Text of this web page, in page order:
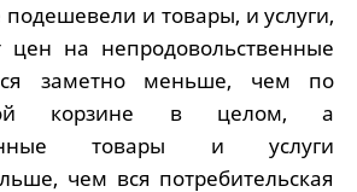
подешевели и товары, и услуги,
цен на непродовольственные
заметно меньше, чем по
корзине в целом, а
товары и услуги
чем вся потребительская